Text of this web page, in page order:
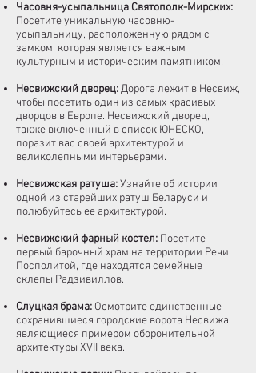
Часовня-усыпальница Святополк-Мирских:
Посетите уникальную часовню-
усыпальницу, расположенную рядом с
замком, которая является важным
культурным и историческим памятником.
Несвижский дворец:Дорога лежит в Несвиж,
чтобы посетить один из самых красивых
дворцов в Европе. Несвижский дворец,
также включенный в список ЮНЕСКО,
поразит вас своей архитектурой и
великолепными интерьерами.
Несвижская ратуша:Узнайте об истории
одной из старейших ратуш Беларуси и
полюбуйтесь ее архитектурой.
Несвижский фарный костел: Посетите
первый барочный храм на территории Речи
Посполитой, где находятся семейные
склепы Радзивиллов.
Слуцкая брама: Осмотрите единственные
сохранившиеся городские ворота Несвижа,
являющиеся примером оборонительной
архитектуры XVII века.